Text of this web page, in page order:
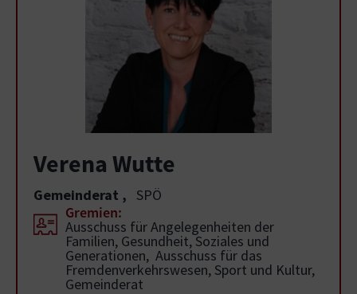
Verena Wutte
Gemeinderat ,
SPÖ
Gremien:
Ausschuss für Angelegenheiten der
Familien, Gesundheit, Soziales und
Generationen, Ausschuss für das
Fremdenverkehrswesen, Sport und Kultur,
Gemeinderat